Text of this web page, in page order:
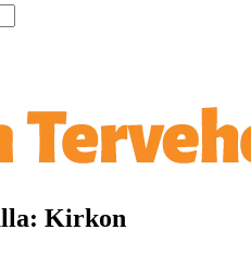
Kirkon